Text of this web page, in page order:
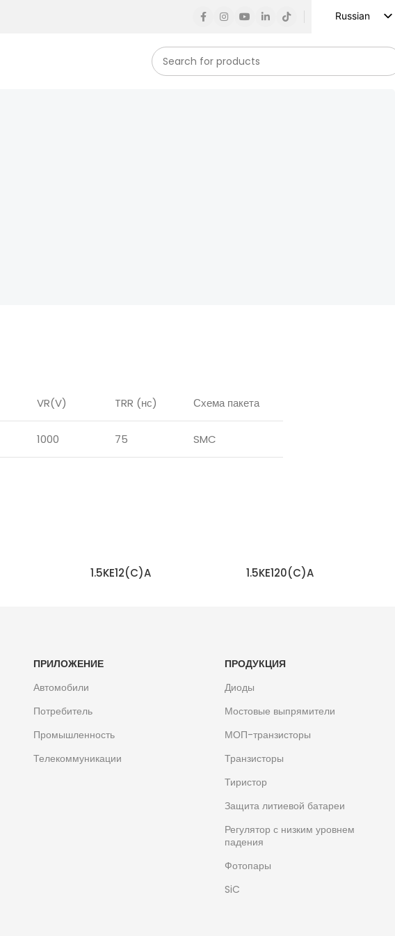
Russian
VR(V) TRR (нс) Схема пакета
1000 75 SMC
1.5KE12(C)A 1.5KE120(C)A
ПРИЛОЖЕНИЕ
Автомобили
Потребитель
Промышленность
Телекоммуникации
ПРОДУКЦИЯ
Диоды
Мостовые выпрямители
МОП-транзисторы
Транзисторы
Тиристор
Защита литиевой батареи
Регулятор с низким уровнем
падения
Фотопары
SiC